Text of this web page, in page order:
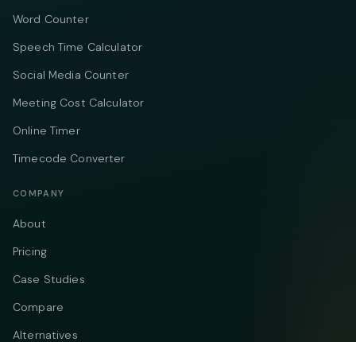
Word Counter
Speech Time Calculator
Social Media Counter
Meeting Cost Calculator
Online Timer
Timecode Converter
COMPANY
About
Pricing
Case Studies
Compare
Alternatives